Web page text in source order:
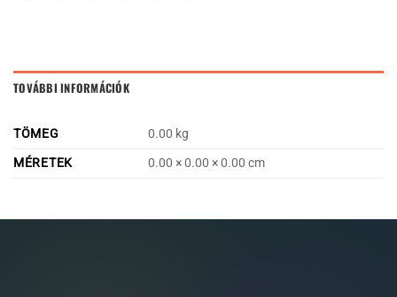
TOVÁBBI INFORMÁCIÓK
TÖMEG
0.00 kg
MÉRETEK
0.00 × 0.00 × 0.00 cm